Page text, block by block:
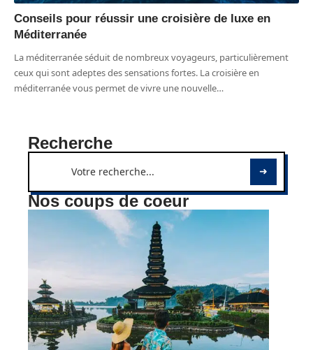
Conseils pour réussir une croisière de luxe en
Méditerranée
La méditerranée séduit de nombreux voyageurs, particulièrement
ceux qui sont adeptes des sensations fortes. La croisière en
méditerranée vous permet de vivre une nouvelle…
Recherche
Nos coups de coeur